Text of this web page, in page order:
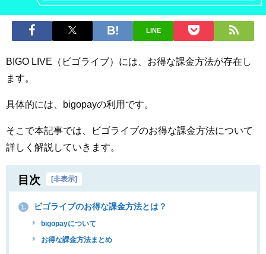
LINE
BIGO LIVE（ビゴライブ）には、お得な課金方法が存在し
ます。
具体的には、bigopayの利用です。
そこで本記事では、ビゴライブのお得な課金方法について
詳しく解説していきます。
目次 [非表示]
1. ビゴライブのお得な課金方法とは？
bigopayについて
お得な課金方法まとめ